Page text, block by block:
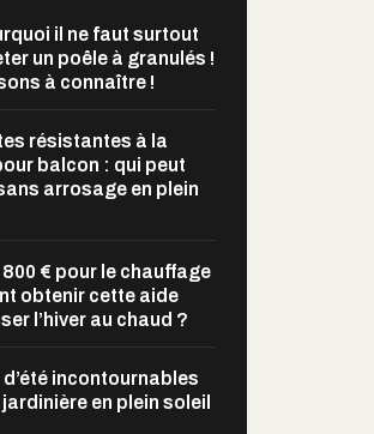
il ne faut surtout
un poêle à granulés !
à connaître !
résistantes à la
balcon : qui peut
arrosage en plein
800 € pour le chauffage
obtenir cette aide
l’hiver au chaud ?
incontournables
en plein soleil